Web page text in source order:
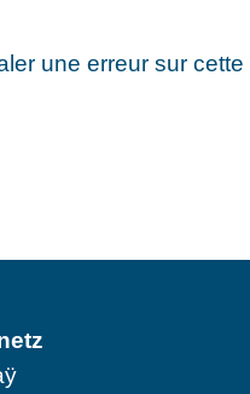
une erreur sur cette